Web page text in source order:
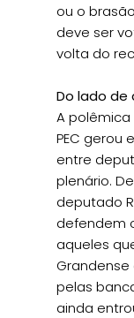
ou o
deve ser
volta do
Do lado de
A
PEC gerou
entre
plenário.
deputado
defendem
aqueles
pelas
ainda